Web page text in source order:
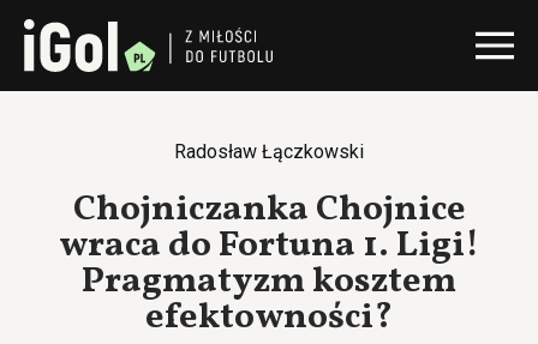
Radosław Łączkowski
Chojniczanka Chojnice
wraca do Fortuna 1. Ligi!
Pragmatyzm kosztem
efektowności?